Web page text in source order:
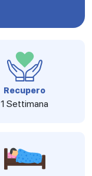
Recupero
1 Settimana